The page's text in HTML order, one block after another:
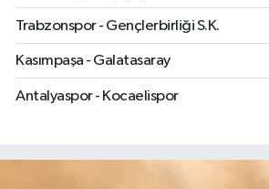
Trabzonspor - Gençlerbirliği S.K.
Kasımpaşa - Galatasaray
Antalyaspor - Kocaelispor